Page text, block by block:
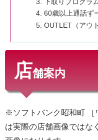
60歳以上通話ず
OUTLET（アウ
店舗案内
※ソフトバンク昭和町 ［
は実際の店舗画像ではな